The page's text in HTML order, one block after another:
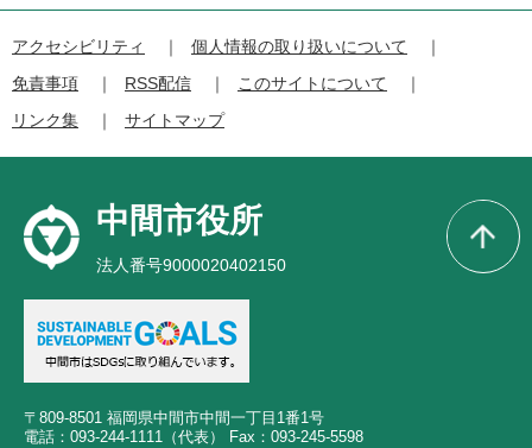
アクセシビリティ
個人情報の取り扱いについて
免責事項
RSS配信
このサイトについて
リンク集
サイトマップ
中間市役所
法人番号9000020402150
〒809-8501 福岡県中間市中間一丁目1番1号
電話：093-244-1111（代表） Fax：093-245-5598